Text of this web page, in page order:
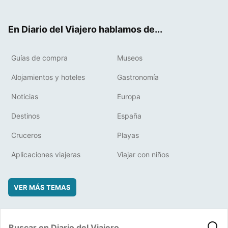
En Diario del Viajero hablamos de...
Guías de compra Museos
Alojamientos y hoteles Gastronomía
Noticias Europa
Destinos España
Cruceros Playas
Aplicaciones viajeras Viajar con niños
VER MÁS TEMAS